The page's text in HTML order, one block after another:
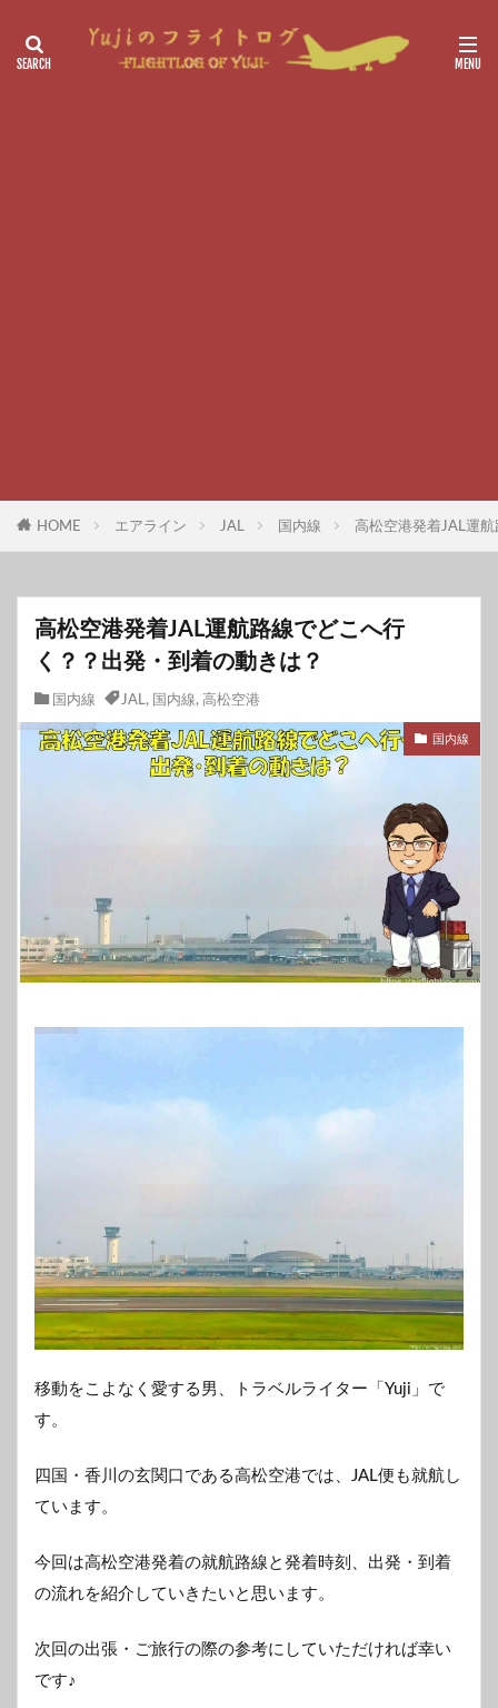
HOME エアライン JAL 国内線 高松空港発着JAL運
高松空港発着JAL運航路線でどこへ行
く？？出発・到着の動きは？
国内線 JAL, 国内線, 高松空港
国内線
移動をこよなく愛する男、トラベルライター「Yuji」で
す。
四国・香川の玄関口である高松空港では、JAL便も就航し
ています。
今回は高松空港発着の就航路線と発着時刻、出発・到着
の流れを紹介していきたいと思います。
次回の出張・ご旅行の際の参考にしていただければ幸い
です♪